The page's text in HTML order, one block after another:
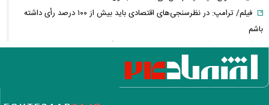
فیلم/ ترامپ: در نظرسنجی‌های اقتصادی باید بیش از ۱۰۰ درصد رأی داشته
باشم
آتلانتیک: تاب‌آوری ایران دولت ترامپ را غافلگیر کرد
پارادوکس گرانی و تورم در شمال ایران/ هزینه‌های زندگی ۲ برابری
تحلیل و پیش‌بینی بازار خودرو هفته سوم مرداد ۱۴۰۵